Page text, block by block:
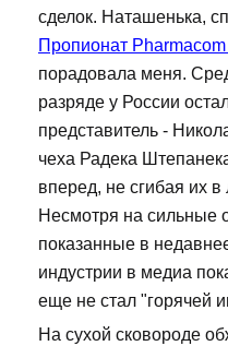
сделок. Наташенька,
Пропионат
порадовала меня.
разряде у России
представитель -
чеха Радека
вперед, не сгибая их в
Несмотря на сильные
показанные в
индустрии в медиа
еще не стал "горячей
На сухой сковороде